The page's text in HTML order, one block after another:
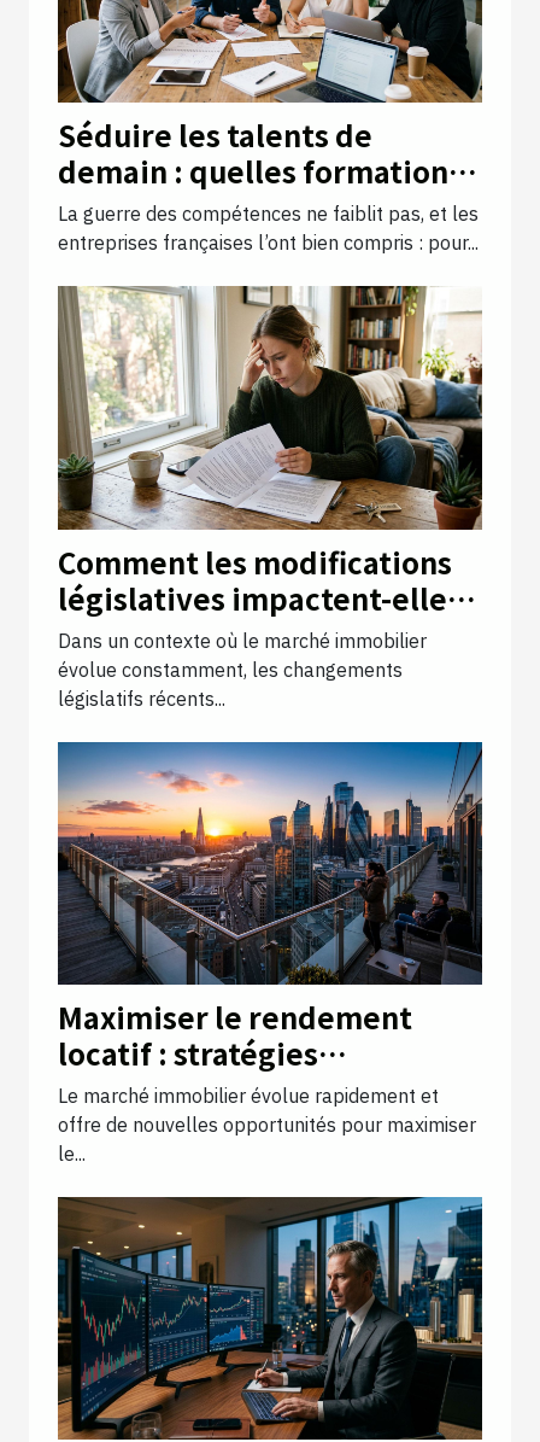
Séduire les talents de
demain : quelles formations
valoriser au sein de votre
entreprise ?
La guerre des compétences ne faiblit pas, et les
entreprises françaises l’ont bien compris : pour...
Comment les modifications
législatives impactent-elles
les droits des locataires ?
Dans un contexte où le marché immobilier
évolue constamment, les changements
législatifs récents...
Maximiser le rendement
locatif : stratégies
innovantes pour 2025
Le marché immobilier évolue rapidement et
offre de nouvelles opportunités pour maximiser
le...